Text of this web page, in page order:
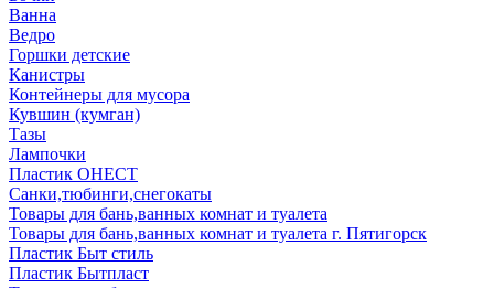
Ванна
Ведро
Горшки детские
Канистры
Контейнеры для мусора
Кувшин (кумган)
Тазы
Лампочки
Пластик ОНЕСТ
Санки,тюбинги,снегокаты
Товары для бань,ванных комнат и туалета
Товары для бань,ванных комнат и туалета г. Пятигорск
Пластик Быт стиль
Пластик Бытпласт